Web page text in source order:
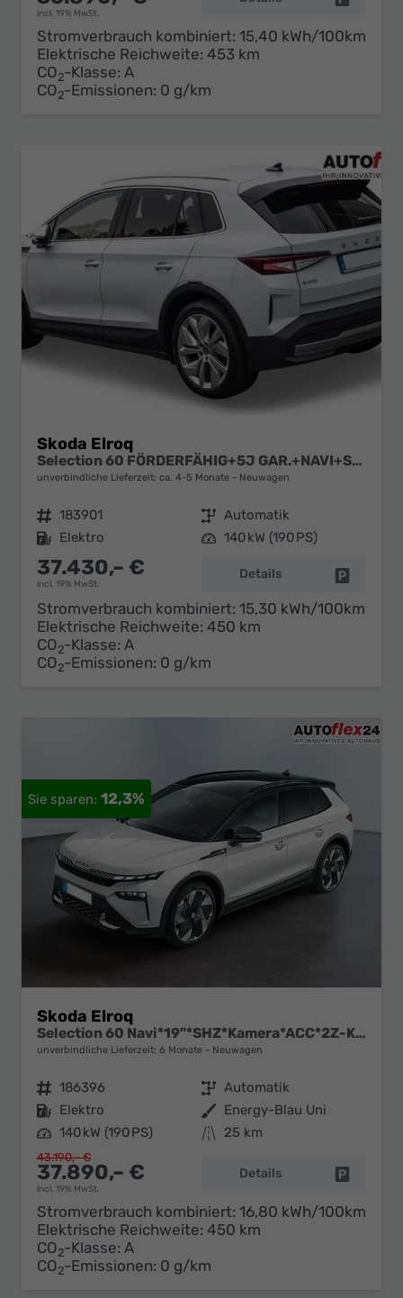
incl. 19% MwSt.
Stromverbrauch kombiniert: 15,40 kWh/100km
Elektrische Reichweite: 453 km
CO2-Klasse: A
CO2-Emissionen: 0 g/km
Skoda Elroq
Selection 60 FÖRDERFÄHIG+5J GAR.+NAVI+SHZ+ACC+KAMERA+19" ALU+SMARTLINK+KLIMA+LED
unverbindliche Lieferzeit: ca. 4-5 Monate Neuwagen
Fahrzeugnr. 183901 Getriebe Automatik
Kraftstoff Elektro Leistung 140 kW (190 PS)
37.430,– €
incl. 19% MwSt.
Details
Stromverbrauch kombiniert: 15,30 kWh/100km
Elektrische Reichweite: 450 km
CO2-Klasse: A
CO2-Emissionen: 0 g/km
12,3%
Skoda Elroq
Selection 60 Navi*19"*SHZ*Kamera*ACC*2Z-Klimaauto*LED
unverbindliche Lieferzeit: 6 Monate Neuwagen
Fahrzeugnr. 186396 Getriebe Automatik
Kraftstoff Elektro Außenfarbe Energy-Blau Uni
Leistung 140 kW (190 PS) Kilometerstand 25 km
37.890,– €
incl. 19% MwSt.
43.190,– €
Details
Stromverbrauch kombiniert: 16,80 kWh/100km
Elektrische Reichweite: 450 km
CO2-Klasse: A
CO2-Emissionen: 0 g/km